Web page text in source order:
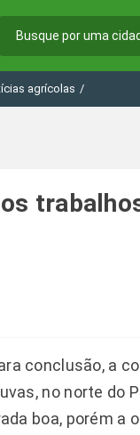
agrícolas /
conclusão, a
no norte do
boa, porém a